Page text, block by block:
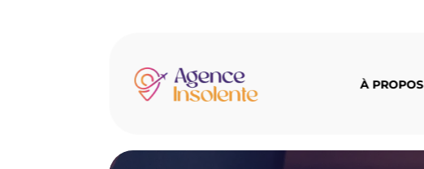
À PROPOS